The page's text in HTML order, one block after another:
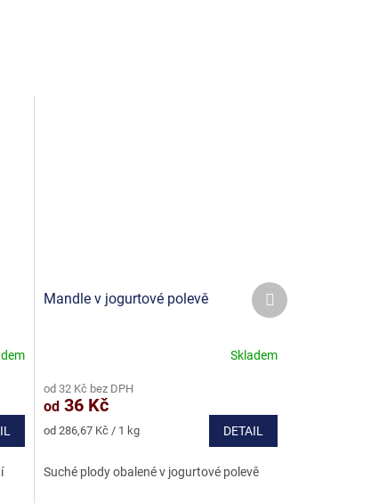
Mandle v jogurtové polevě
Skladem
od 32 Kč bez DPH
od36 Kč
Měrná
od 286,67 Kč / 1 kg DETAIL
Suché plody obalené v jogurtové polevě
Další
produkt